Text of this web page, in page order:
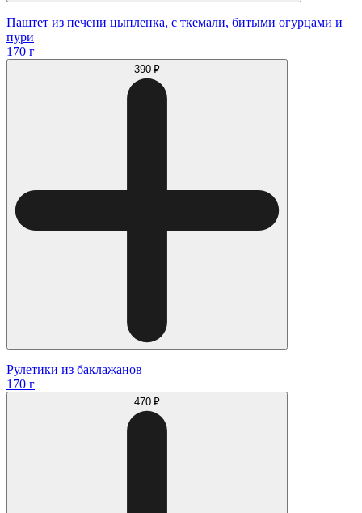
Паштет из печени цыпленка, с ткемали, битыми огурцами и
пури
170 г
390 ₽
Рулетики из баклажанов
170 г
470 ₽